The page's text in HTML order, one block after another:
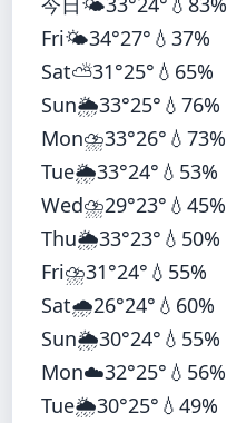
Fri🌤️34°27° 💧37%
Sat⛅31°25° 💧65%
Sun🌦️33°25° 💧76%
Mon⛈️33°26° 💧73%
Tue🌦️33°24° 💧53%
Wed⛈️29°23° 💧45%
Thu🌦️33°23° 💧50%
Fri⛈️31°24° 💧55%
Sat🌧️26°24° 💧60%
Sun🌦️30°24° 💧55%
Mon☁️32°25° 💧56%
Tue🌦️30°25° 💧49%